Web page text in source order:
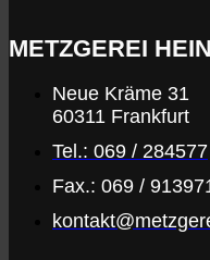
METZGEREI
Neue Kräme 31
60311 Frankfurt
Tel.: 069 / 284577
Fax.: 069 /